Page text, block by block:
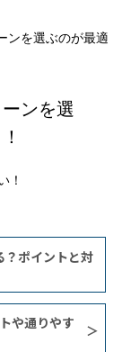
ンを選ぶのが最適
ンを選
！
？ポイントと対
や通りやす